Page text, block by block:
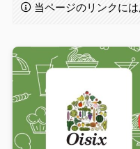
当ページのリンクに